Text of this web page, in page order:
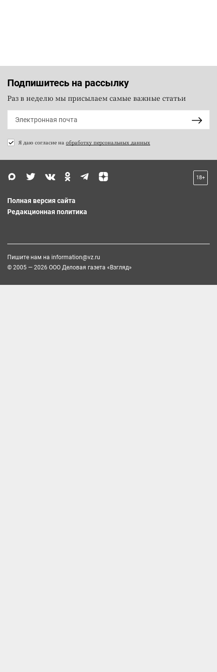
Подпишитесь на рассылку
Раз в неделю мы присылаем самые важные статьи
Я даю согласие на обработку персональных данных
18+
Полная версия сайта
Редакционная политика
Пишите нам на information@vz.ru
© 2005 — 2026 ООО Деловая газета «Взгляд»